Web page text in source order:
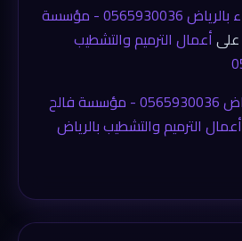
رقم شركة مقاول بناء بالرياض 0565930036 - مؤسسة
علىأعمال الترميم والتشطيب
رقم مقاول بناء بالرياض 0565930036 - مؤسسة فالح
أعمال الترميم والتشطيب بالرياض